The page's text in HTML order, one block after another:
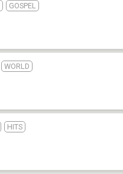
GOSPEL
WORLD
HITS